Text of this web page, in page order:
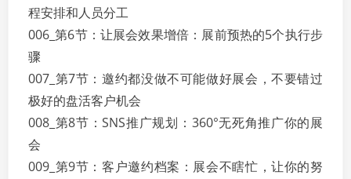
程安排和人员分工
006_第6节：让展会效果增倍：展前预热的5个执行步
骤
007_第7节：邀约都没做不可能做好展会，不要错过
极好的盘活客户机会
008_第8节：SNS推广规划：360°无死角推广你的展
会
009_第9节：客户邀约档案：展会不瞎忙，让你的努